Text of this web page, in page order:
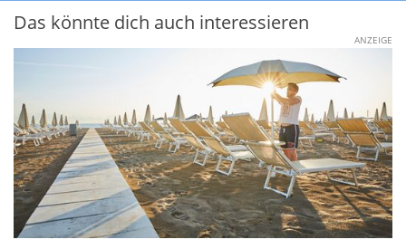
Das könnte dich auch interessieren
ANZEIGE